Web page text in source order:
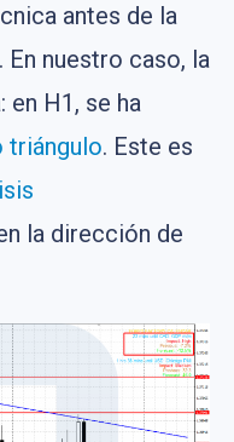
antes de la
nuestro caso, la
en H1, se ha
triángulo. Este es
la dirección de